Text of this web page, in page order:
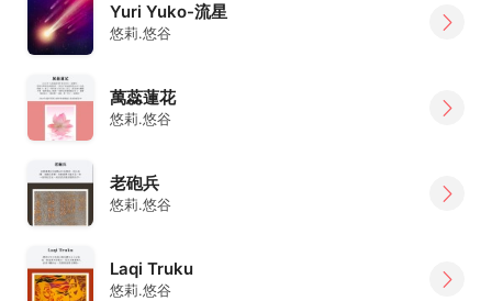
Yuri Yuko-流星
悠莉.悠谷
萬蕊蓮花
悠莉.悠谷
老砲兵
悠莉.悠谷
Laqi Truku
悠莉.悠谷